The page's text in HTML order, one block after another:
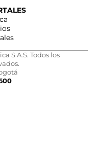
S.A.S. Todos los